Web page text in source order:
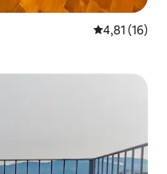
Средна
4,81 (16)